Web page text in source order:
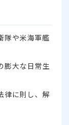
隊や米海軍艦
膨大な日常生
律に則し、解